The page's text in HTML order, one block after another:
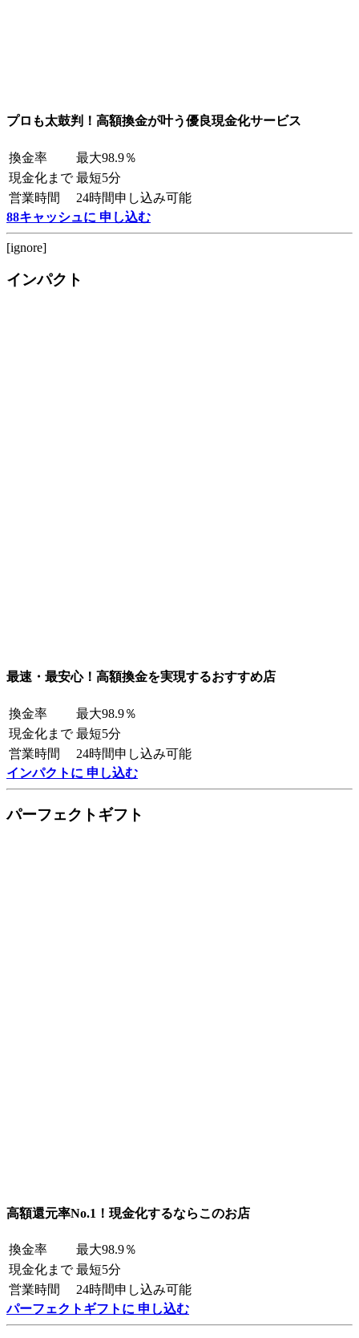
プロも太鼓判！高額換金が叶う優良現金化サービス
換金率
最大98.9％
現金化まで 最短5分
営業時間
24時間申し込み可能
88キャッシュに 申し込む
[ignore]
インパクト
最速・最安心！高額換金を実現するおすすめ店
換金率
最大98.9％
現金化まで 最短5分
営業時間
24時間申し込み可能
インパクトに 申し込む
パーフェクトギフト
高額還元率No.1！現金化するならこのお店
換金率
最大98.9％
現金化まで 最短5分
営業時間
24時間申し込み可能
パーフェクトギフトに 申し込む